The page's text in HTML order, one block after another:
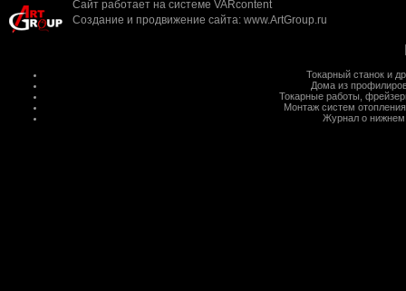
Сайт работает на системе VARcontent
Создание и продвижение сайта: www.ArtGroup.ru
Токарный станок и
Дома из
Токарные работы
Монтаж систем отопления
Журнал о нижнем